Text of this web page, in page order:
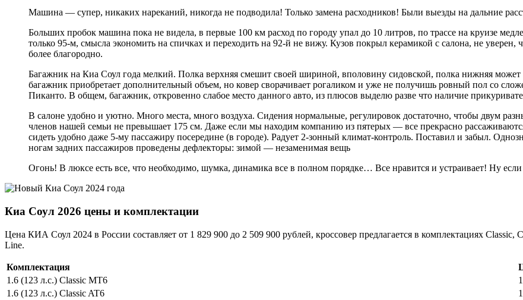
Машина — супер, никаких нареканий, никогда не подводила! Только замена расходников! Были выезды на дальние
Больших пробок машина пока не видела, в первые 100 км расход по городу упал до 10 литров, по трассе на круизе
только 95-м, смысла экономить на спичках и переходить на 92-й не вижу. Кузов покрыл керамикой с салона, не
более благородно.
Багажник на Киа Соул года мелкий. Полка верхняя смешит своей шириной, вполовину сидовской, полка нижняя
багажник приобретает дополнительный объем, но ковер сворачивает рогаликом и уже не получишь ровный пол со
Пиканто. В общем, багажник, откровенно слабое место данного авто, из плюсов выделю разве что наличие
В салоне удобно и уютно. Много места, много воздуха. Сидения нормальные, регулировок достаточно, чтобы двум
членов нашей семьи не превышает 175 см. Даже если мы находим компанию из пятерых — все прекрасно
сидеть удобно даже 5-му пассажиру посередине (в городе). Радует 2-зонный климат-контроль. Поставил и забыл.
ногам задних пассажиров проведены дефлекторы: зимой — незаменимая вещь
Огонь! В люксе есть все, что необходимо, шумка, динамика все в полном порядке… Все нравится и устраивает! Ну
Киа Соул 2026 цены и комплектации
Цена КИА Соул 2024 в России составляет от 1 829 900 до 2 509 900 рублей, кроссовер предлагается в комплектациях
Line.
Комплектация
1.6 (123 л.с.) Classic MT6
1.6 (123 л.с.) Classic AT6